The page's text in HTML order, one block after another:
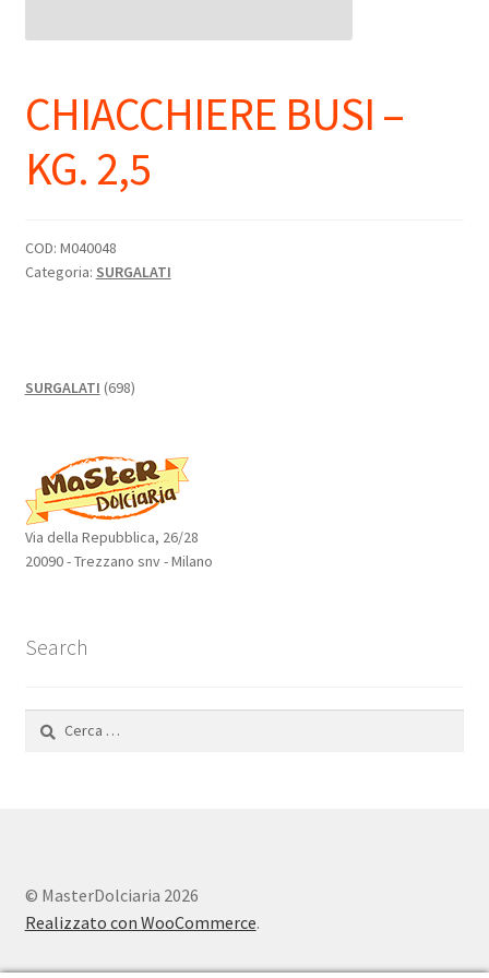
CHIACCHIERE BUSI –
KG. 2,5
COD: M040048
Categoria: SURGALATI
SURGALATI 698698
Via della Repubblica, 26/28
20090 - Trezzano snv - Milano
Search
© MasterDolciaria 2026
Realizzato con WooCommerce.